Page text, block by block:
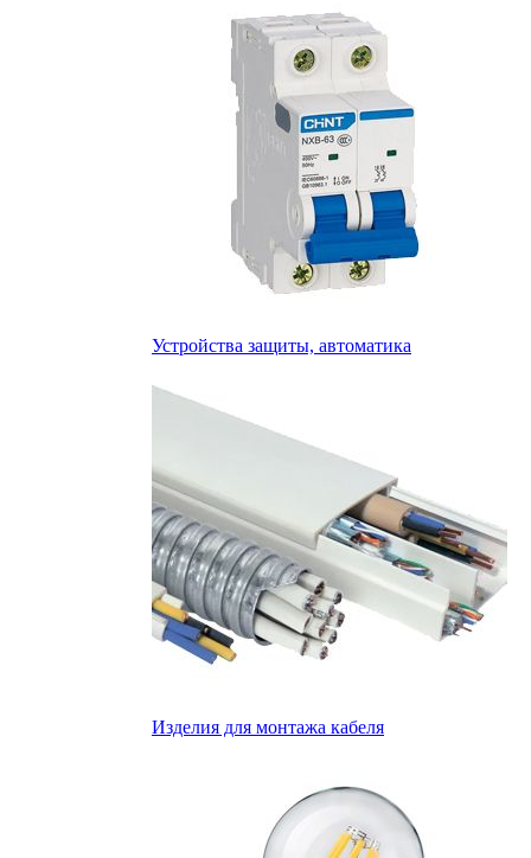
Устройства защиты, автоматика
Изделия для монтажа кабеля